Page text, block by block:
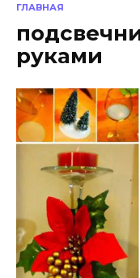
ГЛАВНАЯ
руками